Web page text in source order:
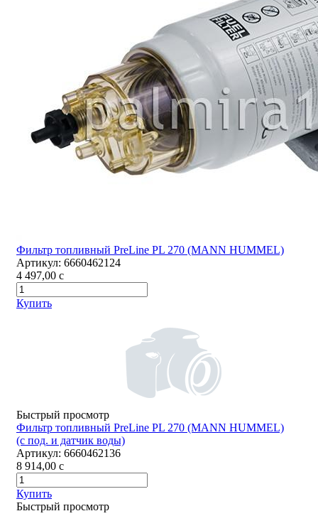
Фильтр топливный PreLine PL 270 (MANN HUMMEL)
Артикул: 6660462124
4 497,00 c
Купить
Быстрый просмотр
Фильтр топливный PreLine PL 270 (MANN HUMMEL)
(с под. и датчик воды)
Артикул: 6660462136
8 914,00 c
Купить
Быстрый просмотр